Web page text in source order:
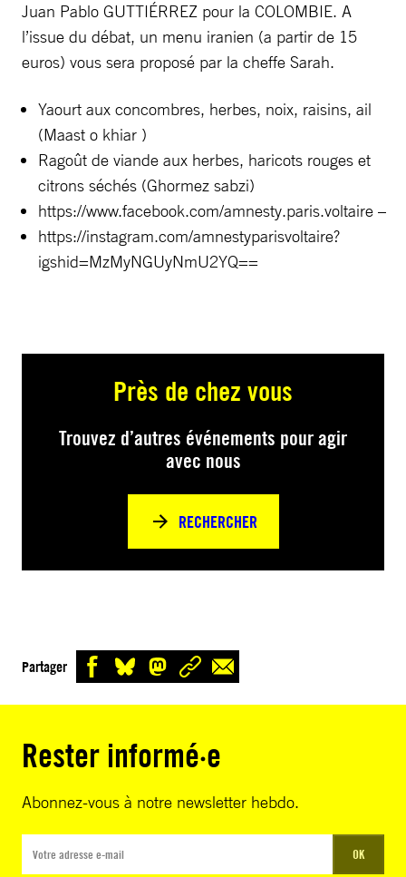
Juan Pablo GUTTIÉRREZ pour la COLOMBIE. A
l’issue du débat, un menu iranien (a partir de 15
euros) vous sera proposé par la cheffe Sarah.
Yaourt aux concombres, herbes, noix, raisins, ail
(Maast o khiar )
Ragoût de viande aux herbes, haricots rouges et
citrons séchés (Ghormez sabzi)
https://www.facebook.com/amnesty.paris.voltaire –
https://instagram.com/amnestyparisvoltaire?
igshid=MzMyNGUyNmU2YQ==
Près de chez vous
Trouvez d’autres événements pour agir
avec nous
RECHERCHER
Partager
Rester informé·e
Abonnez-vous à notre newsletter hebdo.
OK